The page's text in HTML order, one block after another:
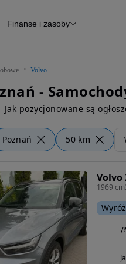
Raport z inspekcji
Otomoto News
Finanse i zasoby
Volvo
Jak pozycjonowane są
Poznań 50 km
Volvo